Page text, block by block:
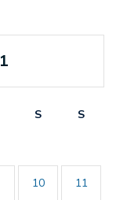
S
S
10 11